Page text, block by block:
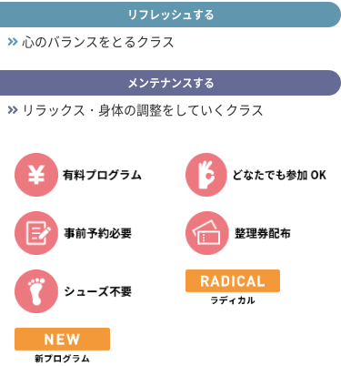
リフレッシュする
心のバランスをとるクラス
メンテナンスする
リラックス・身体の調整をしていくクラス